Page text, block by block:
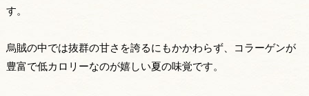
す。
烏賊の中では抜群の甘さを誇るにもかかわらず、コラーゲンが
豊富で低カロリーなのが嬉しい夏の味覚です。